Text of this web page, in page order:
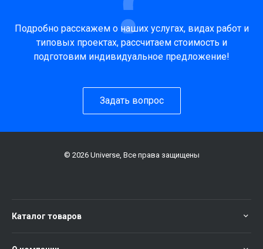
Подробно расскажем о наших услугах, видах работ и
типовых проектах, рассчитаем стоимость и
подготовим индивидуальное предложение!
Задать вопрос
© 2026 Universe, Все права защищены
Каталог товаров